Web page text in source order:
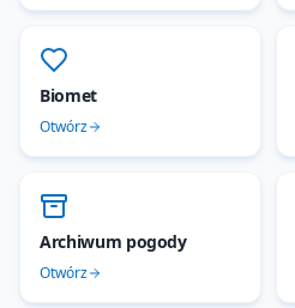
Biomet
Otwórz
Archiwum pogody
Otwórz